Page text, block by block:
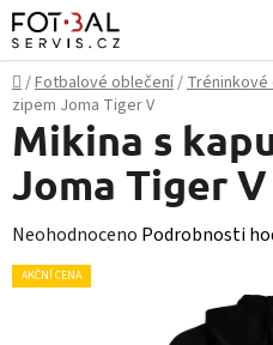
Přejít
na
obsah
Domů
/Fotbalové oblečení/
zipem Joma Tiger V
Mikina s
Joma Tiger V
Průměrné
hodnocení
Neohodnoceno Podrobnosti
AKČNÍ CENA